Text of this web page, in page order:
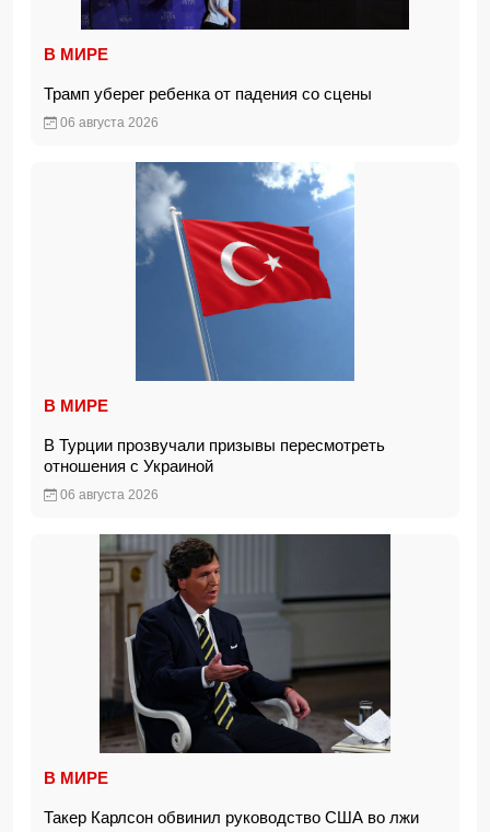
В МИРЕ
Трамп уберег ребенка от падения со сцены
06 августа 2026
В МИРЕ
В Турции прозвучали призывы пересмотреть
отношения с Украиной
06 августа 2026
В МИРЕ
Такер Карлсон обвинил руководство США во лжи